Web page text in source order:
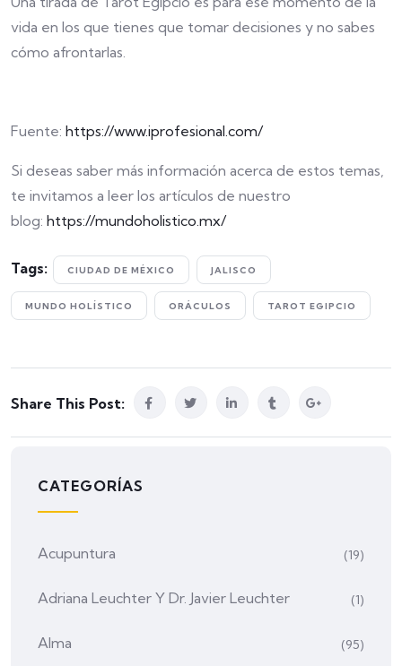
vida en los que tienes que tomar decisiones y no sabes
cómo afrontarlas.
Fuente: https://www.iprofesional.com/
Si deseas saber más información acerca de estos temas,
te invitamos a leer los artículos de nuestro
blog: https://mundoholistico.mx/
Tags: CIUDAD DE MÉXICO JALISCO
MUNDO HOLÍSTICO ORÁCULOS TAROT EGIPCIO
Share This Post:
CATEGORÍAS
Acupuntura (19)
Adriana Leuchter Y Dr. Javier Leuchter (1)
Alma (95)